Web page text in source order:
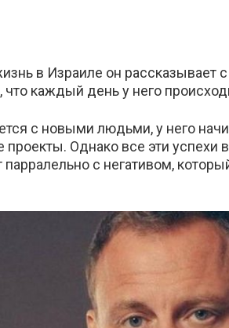
в Израиле он рассказывает
что каждый день у него
с новыми людьми, у него
проекты. Однако все эти успехи
парралельно с негативом,